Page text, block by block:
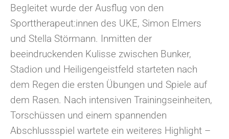
Begleitet wurde der Ausflug von den
Sporttherapeut:innen des UKE, Simon Elmers
und Stella Störmann. Inmitten der
beeindruckenden Kulisse zwischen Bunker,
Stadion und Heiligengeistfeld starteten nach
dem Regen die ersten Übungen und Spiele auf
dem Rasen. Nach intensiven Trainingseinheiten,
Torschüssen und einem spannenden
Abschlussspiel wartete ein weiteres Highlight –